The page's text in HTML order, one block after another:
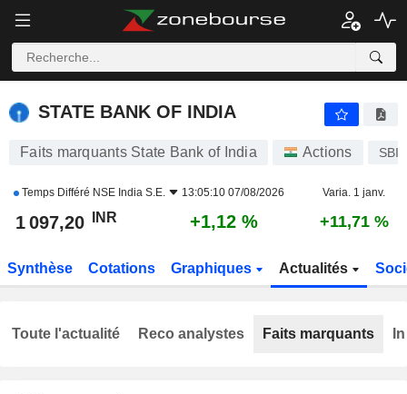
STATE BANK OF INDIA
STATE BANK OF INDIA
Faits marquants State Bank of India Actions
Temps Différé NSE India S.E. 13:05:10 07/08/2026 Varia. 1 janv.
1 097,20 INR +1,12 % +11,71 %
Synthèse Cotations Graphiques Actualités
Toute l'actualité Reco analystes Faits marquants